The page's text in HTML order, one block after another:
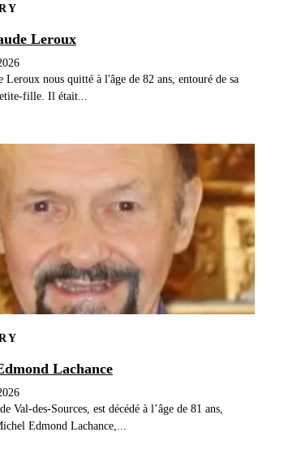
Leroux
Leroux nous quitté à l'âge de 82 ans, entouré de sa
fille. Il était...
Lachance
Val-des-Sources, est décédé à l’âge de 81 ans,
Edmond Lachance,...